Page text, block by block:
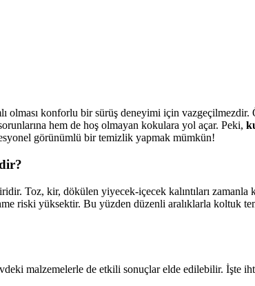
olması konforlu bir sürüş deneyimi için
hem de hoş olmayan kokulara yol açar. Peki,
görünümlü bir temizlik yapmak mümkün!
Toz, kir, dökülen yiyecek-içecek kalıntıları
riski yüksektir. Bu yüzden düzenli aralıklarla koltuk
malzemelerle de etkili sonuçlar elde edilebilir. İşte